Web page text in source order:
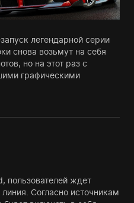
легендарной серии
снова возьмут на себя
но на этот раз с
графическими
пользователей ждет
Согласно источникам